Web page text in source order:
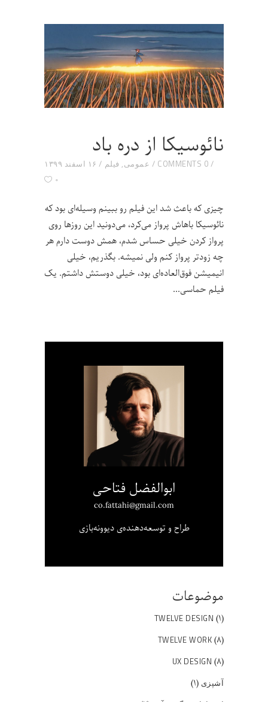
نائوسیکا از دره‌ باد
۱۶ اسفند ۱۳۹۹ عمومی, فیلم 0 COMMENTS
۰
چیزی که باعث شد این فیلم رو ببینم وسیله‌ای بود که
نائوسیکا باهاش پرواز می‌کرد، می‌دونید این روزها روی
پرواز کردن خیلی حساس شدم، همش دوست دارم هر
چه زودتر پرواز کنم ولی نمیشه. بگذریم، خیلی
انیمیشن فوق‌العاده‌ای بود، خیلی دوستش داشتم. یک
فیلم حماسی
ابوالفضل فتاحی
co.fattahi@gmail.com
طراح و توسعه‌دهنده‌ی دیوونه‌بازی
موضوعات
TWELVE DESIGN (۱)
TWELVE WORK (۸)
UX DESIGN (۸)
آشپزی (۱)